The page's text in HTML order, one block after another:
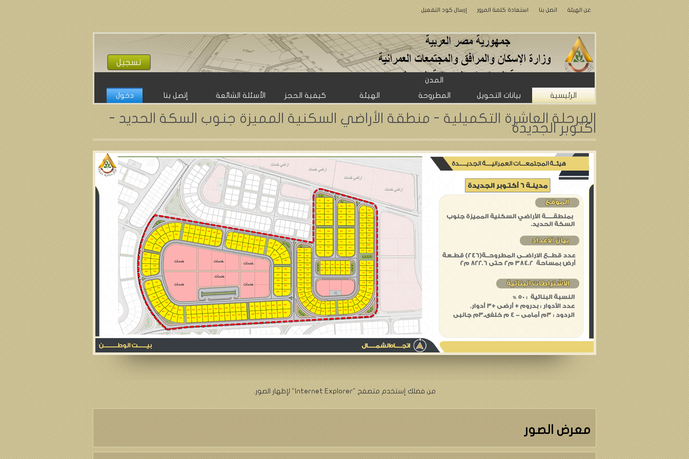
عن الهيئة اتصل بنا استعادة كلمة المرور إرسال كود التفعيل
تسجيل
الرئيسية بيانات التحويل
المدن
المطروحة
الهيئة كيفية الحجز الأسئلة الشائعة إتصل بنا دخول
المرحلة العاشرة التكميلية - منطقة الأراضي السكنية المميزة جنوب السكة الحديد -
اكتوبر الجديدة
من فضلك إستخدم متصفح "Internet Explorer" لإظهار الصور.
معرض الصور